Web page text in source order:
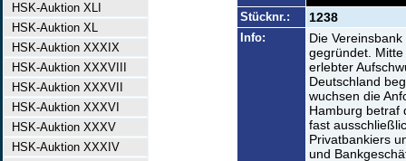
HSK-Auktion XLI
HSK-Auktion XL
HSK-Auktion XXXIX
HSK-Auktion XXXVIII
HSK-Auktion XXXVII
HSK-Auktion XXXVI
HSK-Auktion XXXV
HSK-Auktion XXXIV
Stücknr.: 1238
Info:
Die
gegründet.
erlebter
Deutschland
wuchsen die
Hamburg betraf
fast
Privatbankiers
und